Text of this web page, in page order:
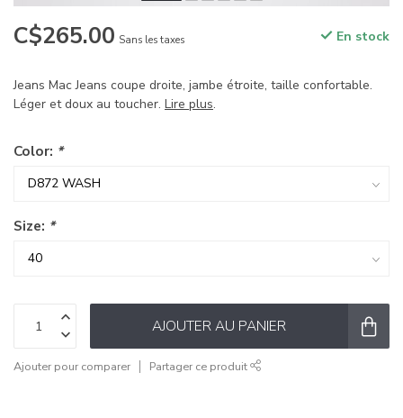
C$265.00 Sans les taxes En stock
Jeans Mac Jeans coupe droite, jambe étroite, taille confortable.
Léger et doux au toucher. Lire plus.
Color: *
Size: *
AJOUTER AU PANIER
Ajouter pour comparer Partager ce produit